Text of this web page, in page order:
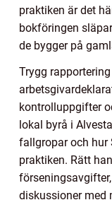
praktiken är det
bokföringen
de bygger på
Trygg
kontrolluppgifter
lokal byrå i
fallgropar och hur
praktiken. Rätt
diskussioner med